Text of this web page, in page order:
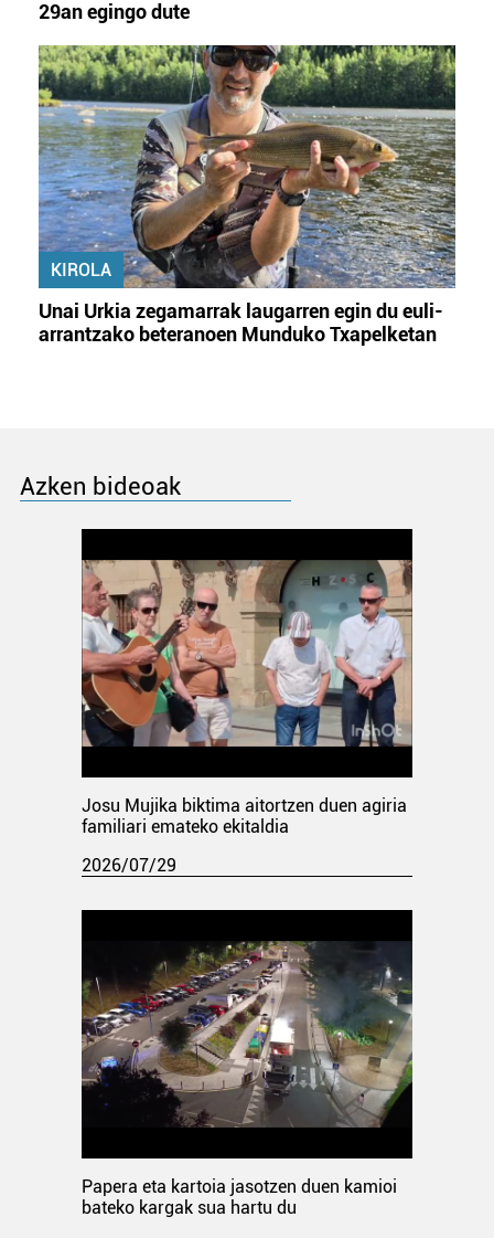
29an egingo dute
KIROLA
Unai Urkia zegamarrak laugarren egin du euli-
arrantzako beteranoen Munduko Txapelketan
Azken bideoak
Josu Mujika biktima aitortzen duen agiria
familiari emateko ekitaldia
2026/07/29
Papera eta kartoia jasotzen duen kamioi
bateko kargak sua hartu du